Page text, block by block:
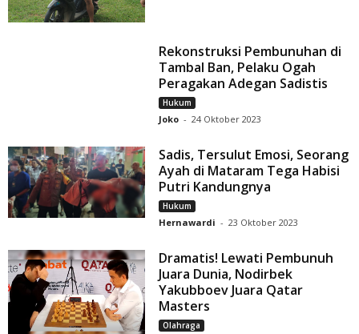
Rekonstruksi Pembunuhan di
Tambal Ban, Pelaku Ogah
Peragakan Adegan Sadistis
Hukum
Joko - 24 Oktober 2023
Sadis, Tersulut Emosi, Seorang
Ayah di Mataram Tega Habisi
Putri Kandungnya
Hukum
Hernawardi - 23 Oktober 2023
Dramatis! Lewati Pembunuh
Juara Dunia, Nodirbek
Yakubboev Juara Qatar
Masters
Olahraga